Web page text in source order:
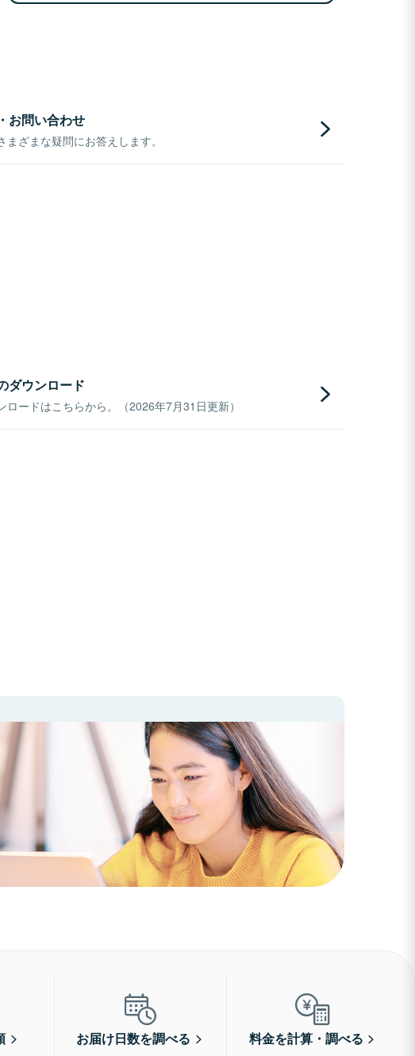
お問い合わせ
ざまな疑問にお答えします。
ダウンロード
ロードはこちらから。（2026年7月31日更新）
お届け日数を調べる 料金を計算・調べる